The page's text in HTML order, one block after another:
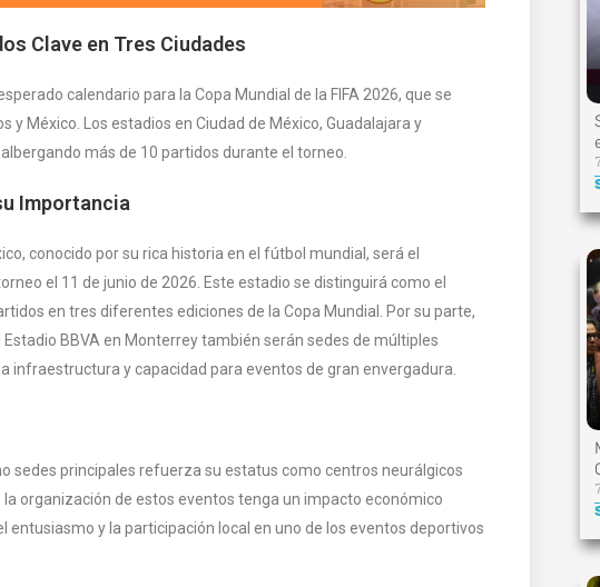
Clave en Tres Ciudades
calendario para la Copa Mundial de la FIFA 2026, que se
y México. Los estadios en Ciudad de México, Guadalajara y
más de 10 partidos durante el torneo.
Importancia
conocido por su rica historia en el fútbol mundial, será el
el 11 de junio de 2026. Este estadio se distinguirá como el
en tres diferentes ediciones de la Copa Mundial. Por su parte,
BBVA en Monterrey también serán sedes de múltiples
infraestructura y capacidad para eventos de gran envergadura.
sedes principales refuerza su estatus como centros neurálgicos
organización de estos eventos tenga un impacto económico
y la participación local en uno de los eventos deportivos